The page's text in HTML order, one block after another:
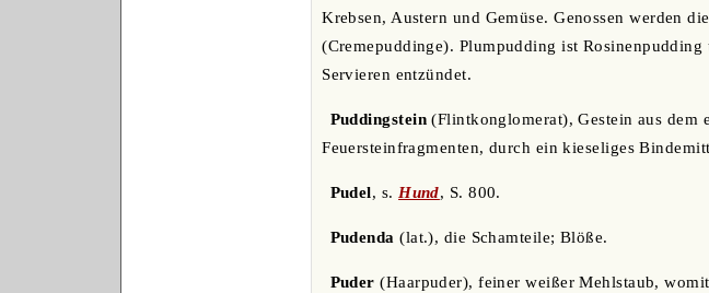
Krebsen, Austern und Gemüse. Genossen werden
(Cremepuddinge). Plumpudding ist
Servieren entzündet.
Puddingstein(Flintkonglomerat), Gestein aus dem
Feuersteinfragmenten, durch ein kieseliges
Pudel, s.Hund, S. 800.
Pudenda (lat.), die Schamteile; Blöße.
Puder (Haarpuder), feiner weißer Mehlstaub,